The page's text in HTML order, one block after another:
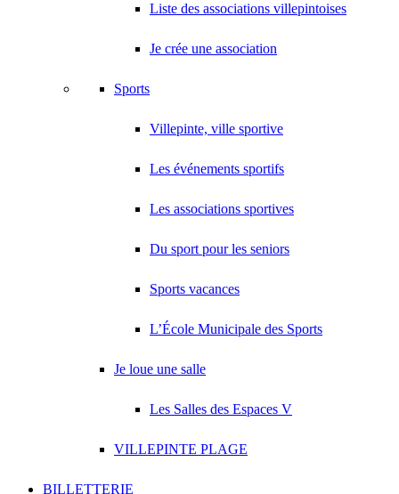
Liste des associations villepintoises
Je crée une association
Sports
Villepinte, ville sportive
Les événements sportifs
Les associations sportives
Du sport pour les seniors
Sports vacances
L’École Municipale des Sports
Je loue une salle
Les Salles des Espaces V
VILLEPINTE PLAGE
BILLETTERIE